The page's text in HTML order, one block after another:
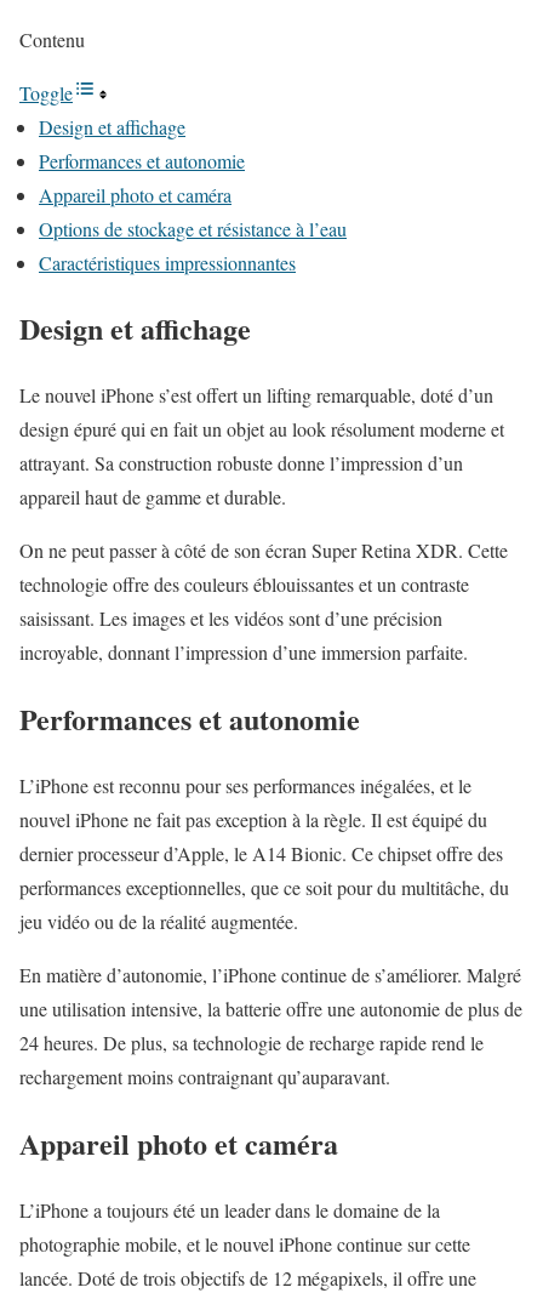
Contenu
Toggle
Design et affichage
Performances et autonomie
Appareil photo et caméra
Options de stockage et résistance à l’eau
Caractéristiques impressionnantes
Design et affichage
Le nouvel iPhone s’est offert un lifting remarquable, doté d’un
design épuré qui en fait un objet au look résolument moderne et
attrayant. Sa construction robuste donne l’impression d’un
appareil haut de gamme et durable.
On ne peut passer à côté de son écran Super Retina XDR. Cette
technologie offre des couleurs éblouissantes et un contraste
saisissant. Les images et les vidéos sont d’une précision
incroyable, donnant l’impression d’une immersion parfaite.
Performances et autonomie
L’iPhone est reconnu pour ses performances inégalées, et le
nouvel iPhone ne fait pas exception à la règle. Il est équipé du
dernier processeur d’Apple, le A14 Bionic. Ce chipset offre des
performances exceptionnelles, que ce soit pour du multitâche, du
jeu vidéo ou de la réalité augmentée.
En matière d’autonomie, l’iPhone continue de s’améliorer. Malgré
une utilisation intensive, la batterie offre une autonomie de plus de
24 heures. De plus, sa technologie de recharge rapide rend le
rechargement moins contraignant qu’auparavant.
Appareil photo et caméra
L’iPhone a toujours été un leader dans le domaine de la
photographie mobile, et le nouvel iPhone continue sur cette
lancée. Doté de trois objectifs de 12 mégapixels, il offre une